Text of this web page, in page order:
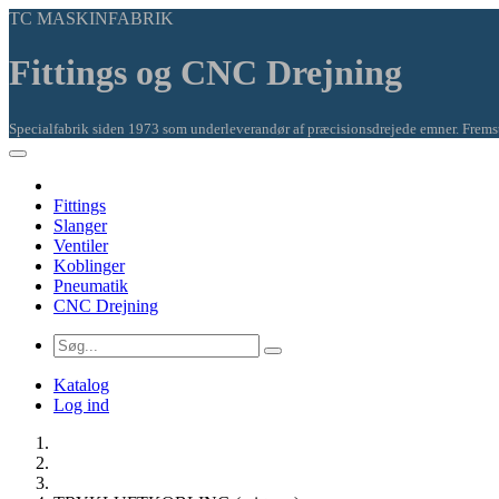
TC MASKINFABRIK
Fittings og CNC Drejning
Specialfabrik siden 1973 som underleverandør af præcisionsdrejede emner.
Fittings
Slanger
Ventiler
Koblinger
Pneumatik
CNC Drejning
Katalog
Log ind